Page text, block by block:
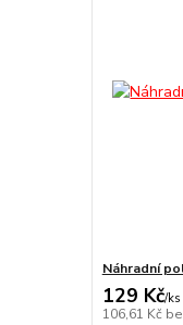
Náhradní
129 Kč/ks
106,61 Kč